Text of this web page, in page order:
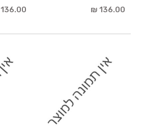
136.00 ₪
136.00 ₪